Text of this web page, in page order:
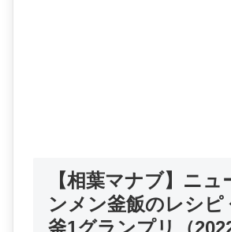
【相葉マナブ】ニュ
ンメン釜飯のレシピ